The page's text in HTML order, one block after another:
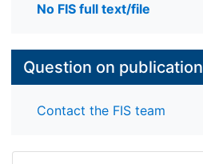
No FIS full text/file
Question on publication
Contact the FIS team